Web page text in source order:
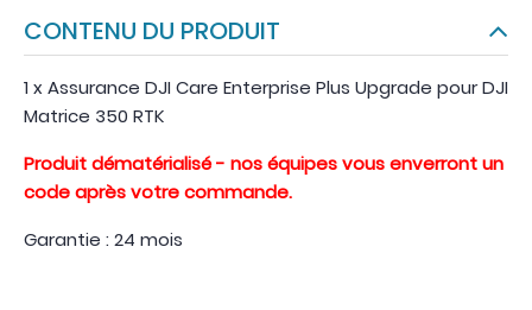
CONTENU DU PRODUIT
1 x Assurance DJI Care Enterprise Plus Upgrade pour DJI
Matrice 350 RTK
Produit dématérialisé - nos équipes vous enverront un
code après votre commande.
Garantie : 24 mois